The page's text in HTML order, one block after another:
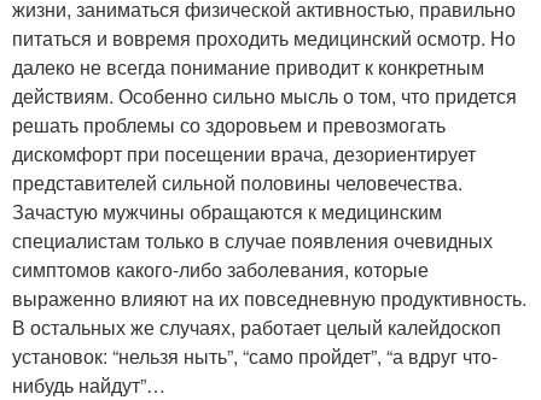
жизни, заниматься физической активностью, правильно
питаться и вовремя проходить медицинский осмотр. Но
далеко не всегда понимание приводит к конкретным
действиям. Особенно сильно мысль о том, что придется
решать проблемы со здоровьем и превозмогать
дискомфорт при посещении врача, дезориентирует
представителей сильной половины человечества.
Зачастую мужчины обращаются к медицинским
специалистам только в случае появления очевидных
симптомов какого-либо заболевания, которые
выраженно влияют на их повседневную продуктивность.
В остальных же случаях, работает целый калейдоскоп
установок: “нельзя ныть”, “само пройдет”, “а вдруг что-
нибудь найдут”…